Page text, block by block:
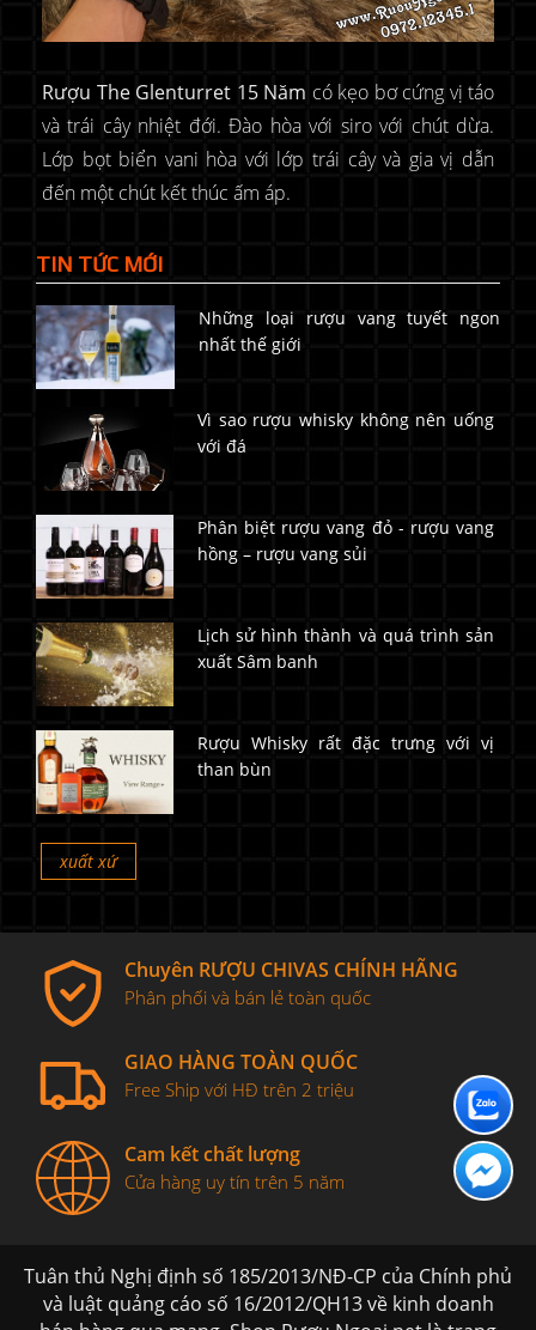
Rượu The Glenturret 15 Năm có kẹo bơ cứng vị táo
và trái cây nhiệt đới. Đào hòa với siro với chút dừa.
Lớp bọt biển vani hòa với lớp trái cây và gia vị dẫn
đến một chút kết thúc ấm áp.
TIN TỨC MỚI
Những loại rượu vang tuyết ngon
nhất thế giới
Vì sao rượu whisky không nên uống
với đá
Phân biệt rượu vang đỏ - rượu vang
hồng – rượu vang sủi
Lịch sử hình thành và quá trình sản
xuất Sâm banh
Rượu Whisky rất đặc trưng với vị
than bùn
xuất xứ
Chuyên RƯỢU CHIVAS CHÍNH HÃNG
Phân phối và bán lẻ toàn quốc
GIAO HÀNG TOÀN QUỐC
Free Ship với HĐ trên 2 triệu
Cam kết chất lượng
Cửa hàng uy tín trên 5 năm
Tuân thủ Nghị định số 185/2013/NĐ-CP của Chính phủ
và luật quảng cáo số 16/2012/QH13 về kinh doanh